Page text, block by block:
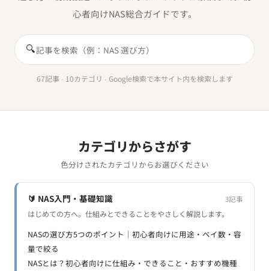
心者向けNAS総合ガイドです。
🔍
67記事 · 10カテゴリ · Google検索で本サイト内を検索します
カテゴリからさがす
色分けされたカテゴリからお選びください
🔰 NAS入門・基礎知識 3記事
はじめての方へ。仕組みとできることをやさしく解説します。
NASの選び方5つのポイント｜初心者向けに用途・ベイ数・容
量で絞る
NASとは？初心者向けに仕組み・できること・おすすめ機種